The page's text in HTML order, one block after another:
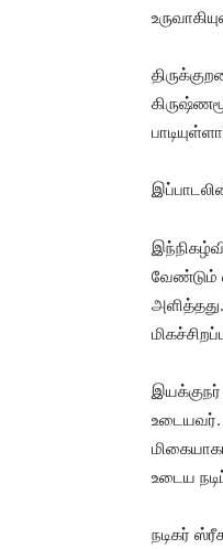
வேண்டும்
இயக்குநர்
உடைய
நடிகர்